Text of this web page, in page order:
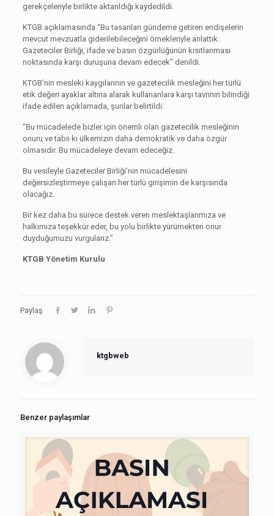
gerekçeleriyle birlikte aktarıldığı kaydedildi.
KTGB açıklamasında “Bu tasarıları gündeme getiren endişelerin
mevcut mevzuatla giderilebileceğini örnekleriyle anlattık.
Gazeteciler Birliği, ifade ve basın özgürlüğünün kısıtlanması
noktasında karşı duruşuna devam edecek” denildi.
KTGB’nin mesleki kaygılarının ve gazetecilik mesleğini her türlü
etik değeri ayaklar altına alarak kullananlara karşı tavrının bilindiği
ifade edilen açıklamada, şunlar belirtildi:
“Bu mücadelede bizler için önemli olan gazetecilik mesleğinin
onuru ve tabii ki ülkemizin daha demokratik ve daha özgür
olmasıdır. Bu mücadeleye devam edeceğiz.
Bu vesileyle Gazeteciler Birliği’nin mücadelesini
değersizleştirmeye çalışan her türlü girişimin de karşısında
olacağız.
Bir kez daha bu sürece destek veren meslektaşlarımıza ve
halkımıza teşekkür eder, bu yolu birlikte yürümekten onur
duyduğumuzu vurgularız.”
KTGB Yönetim Kurulu
Paylaş
ktgbweb
Benzer paylaşımlar